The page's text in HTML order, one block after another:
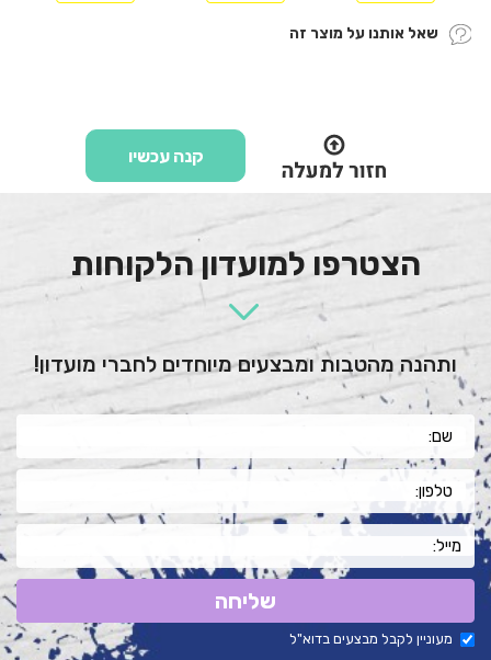
שאל אותנו על מוצר זה
קנה עכשיו
הצטרפו למועדון הלקוחות
ותהנה מהטבות ומבצעים מיוחדים לחברי מועדון!
שליחה
מעוניין לקבל מבצעים בדוא"ל